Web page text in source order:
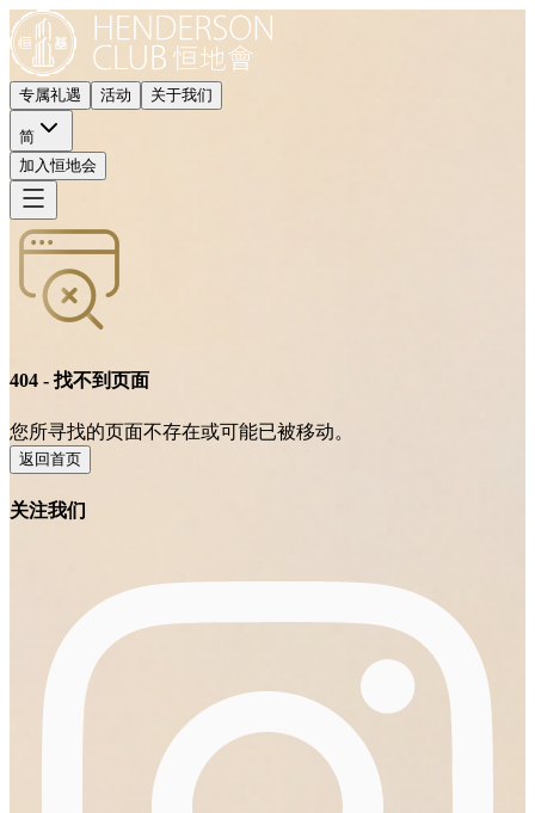
专属礼遇 活动 关于我们
简
加入恒地会
404 - 找不到页面
您所寻找的页面不存在或可能已被移动。
返回首页
关注我们